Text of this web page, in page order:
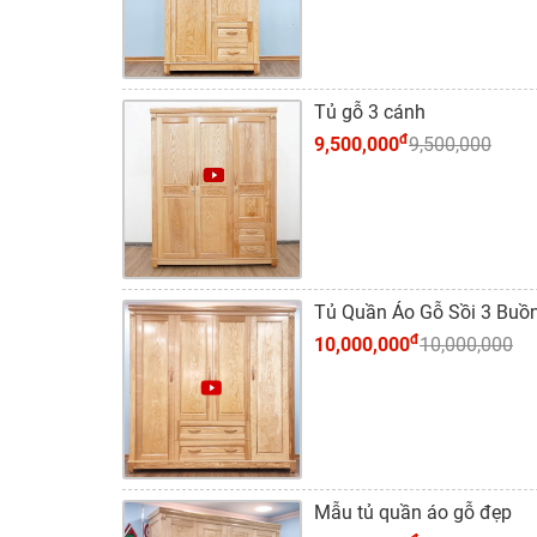
Tủ gỗ 3 cánh
9,500,000đ9,500,000
Tủ Quần Áo Gỗ Sồi 3
10,000,000đ10,000,000
Mẫu tủ quần áo gỗ đẹp